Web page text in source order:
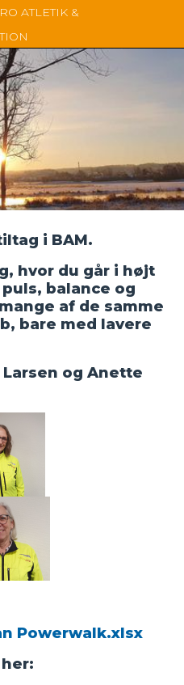
ATLETIK &
i BAM.
hvor du går i højt
balance og
af de samme
bare med lavere
og Anette
Powerwalk.xlsx